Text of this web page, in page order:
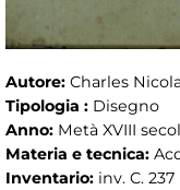
Autore: Charles
Tipologia : Disegno
Anno: Metà XVIII
Materia e tecnica:
Inventario: inv. C. 237